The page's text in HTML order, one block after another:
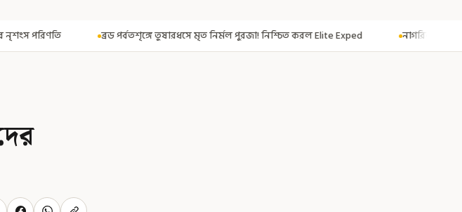
পর্বতশৃঙ্গে তুষারধসে মৃত নির্মল পুরজা! নিশ্চিত করল Elite Exped নাগরিকত্ব দিতেই CAA! ৩০০ মতুয়াকে